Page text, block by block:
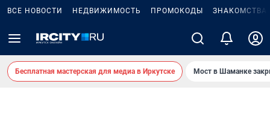
ВСЕ НОВОСТИ НЕДВИЖИМОСТЬ ПРОМОКОДЫ ЗНАКОМСТВА
Бесплатная мастерская для медиа в Иркутске Мост в Шаманке